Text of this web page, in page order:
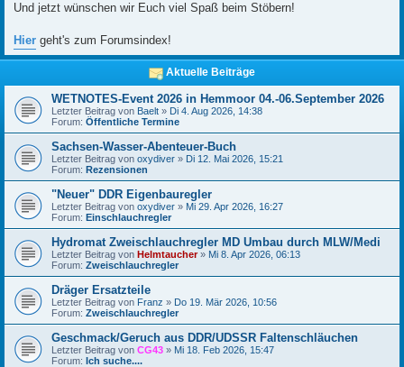
Und jetzt wünschen wir Euch viel Spaß beim Stöbern!
Hier geht's zum Forumsindex!
Aktuelle Beiträge
WETNOTES-Event 2026 in Hemmoor 04.-06.September 2026
Letzter Beitrag von Baelt » Di 4. Aug 2026, 14:38
Forum: Öffentliche Termine
Sachsen-Wasser-Abenteuer-Buch
Letzter Beitrag von oxydiver » Di 12. Mai 2026, 15:21
Forum: Rezensionen
"Neuer" DDR Eigenbauregler
Letzter Beitrag von oxydiver » Mi 29. Apr 2026, 16:27
Forum: Einschlauchregler
Hydromat Zweischlauchregler MD Umbau durch MLW/Medi
Letzter Beitrag von Helmtaucher» Mi 8. Apr 2026, 06:13
Forum: Zweischlauchregler
Dräger Ersatzteile
Letzter Beitrag von Franz » Do 19. Mär 2026, 10:56
Forum: Zweischlauchregler
Geschmack/Geruch aus DDR/UDSSR Faltenschläuchen
Letzter Beitrag von CG43 » Mi 18. Feb 2026, 15:47
Forum: Ich suche....